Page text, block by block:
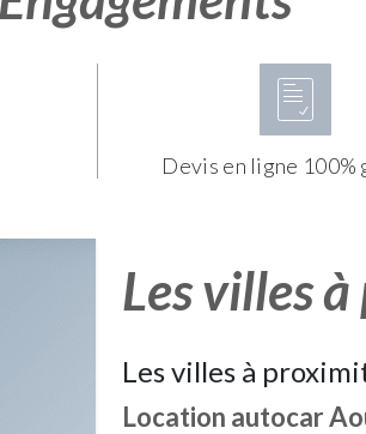
Devis en ligne
Les villes
Les villes à
Location autocar